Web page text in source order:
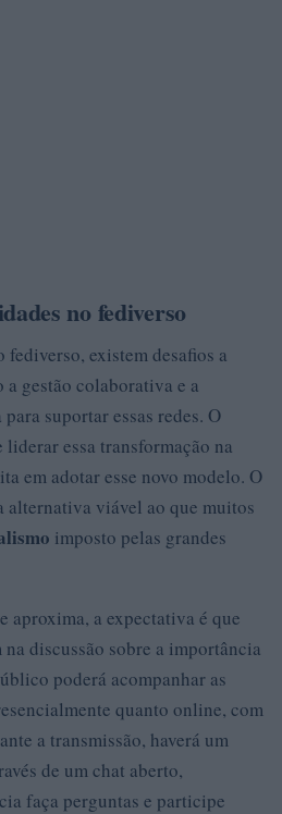
no fediverso
fediverso, existem desafios a
a gestão colaborativa e a
suportar essas redes. O
essa transformação na
em adotar esse novo modelo. O
alternativa viável ao que muitos
imposto pelas grandes
aproxima, a expectativa é que
na discussão sobre a importância
poderá acompanhar as
quanto online, com
a transmissão, haverá um
de um chat aberto,
faça perguntas e participe